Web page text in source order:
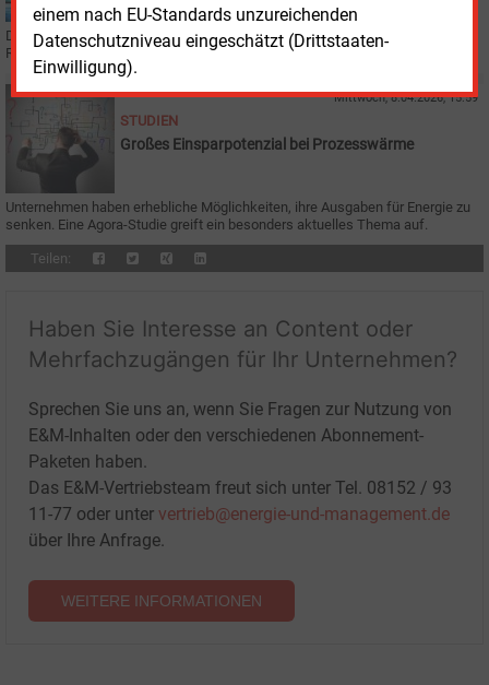
einem nach EU-Standards unzureichenden
Datenschutzniveau eingeschätzt (Drittstaaten-
Einwilligung).
Der Branchenverband BVES sieht keine Konkurrenz um Netzanschlüsse.
Rechenzentren und Energiespeicher müssten gemeinsam gedacht werden.
Mittwoch, 8.04.2026, 15:59
STUDIEN
Großes Einsparpotenzial bei Prozesswärme
Unternehmen haben erhebliche Möglichkeiten, ihre Ausgaben für Energie zu
senken. Eine Agora-Studie greift ein besonders aktuelles Thema auf.
Teilen:
Haben Sie Interesse an Content oder
Mehrfachzugängen für Ihr Unternehmen?
Sprechen Sie uns an, wenn Sie Fragen zur Nutzung von
E&M-Inhalten oder den verschiedenen Abonnement-
Paketen haben.
Das E&M-Vertriebsteam freut sich unter Tel. 08152 / 93
11-77 oder unter vertrieb@energie-und-management.de
über Ihre Anfrage.
WEITERE INFORMATIONEN